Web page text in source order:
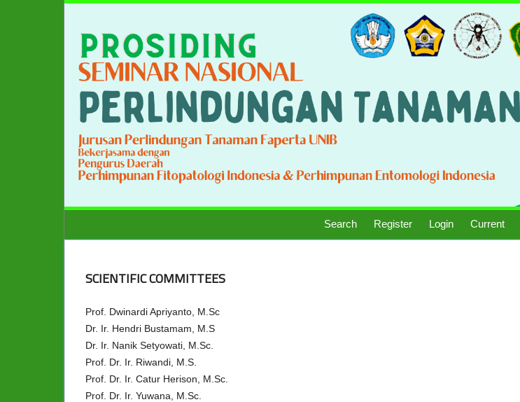
Search Register Login Current
SCIENTIFIC COMMITTEES
Prof. Dwinardi Apriyanto, M.Sc
Dr. Ir. Hendri Bustamam, M.S
Dr. Ir. Nanik Setyowati, M.Sc.
Prof. Dr. Ir. Riwandi, M.S.
Prof. Dr. Ir. Catur Herison, M.Sc.
Prof. Dr. Ir. Yuwana, M.Sc.